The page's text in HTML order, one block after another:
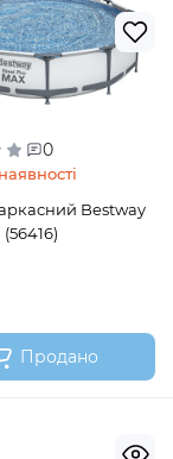
0
Bestway
Продано